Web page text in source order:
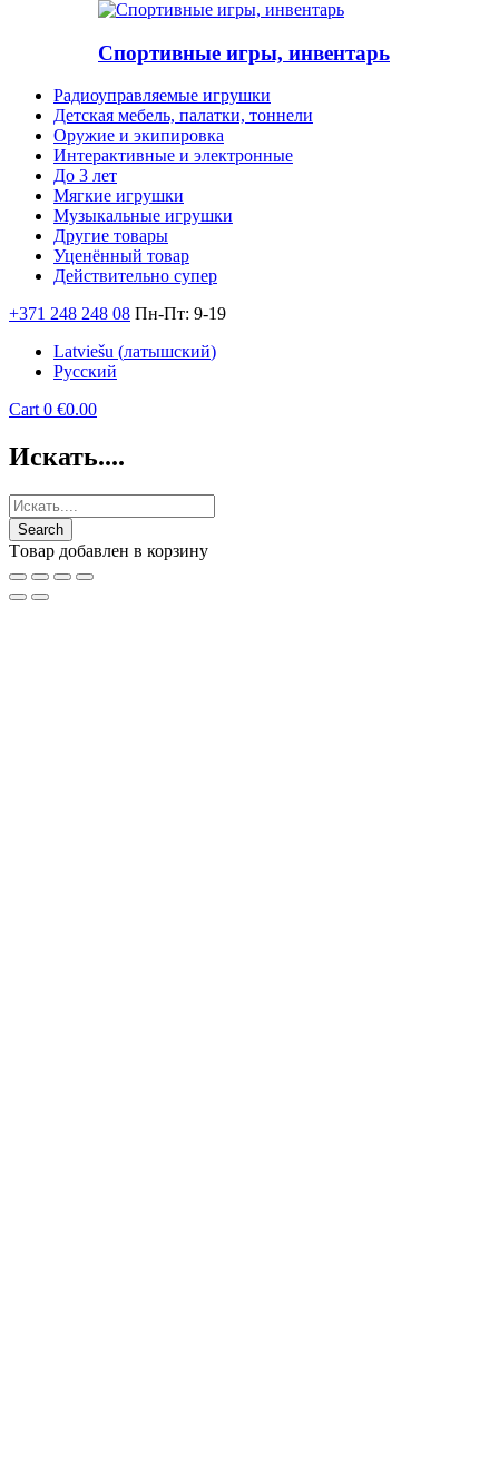
Спортивные игры, инвентарь
Радиоуправляемые игрушки
Детская мебель, палатки, тоннели
Оружие и экипировка
Интерактивные и электронные
До 3 лет
Мягкие игрушки
Музыкальные игрушки
Другие товары
Уценённый товар
Действительно супер
+371 248 248 08 Пн-Пт: 9-19
Latviešu (латышский)
Русский
Cart 0 €0.00
Искать....
Tовар добавлен в корзину